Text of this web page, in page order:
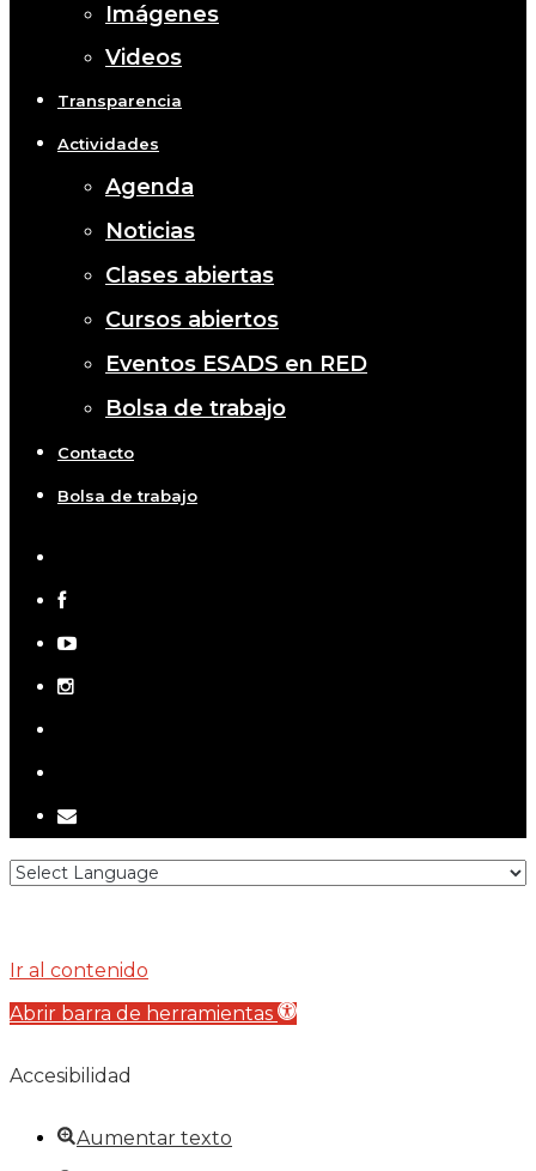
Imágenes
Videos
Transparencia
Actividades
Agenda
Noticias
Clases abiertas
Cursos abiertos
Eventos ESADS en RED
Bolsa de trabajo
Contacto
Bolsa de trabajo
twitter
facebook
youtube
instagram
email
Ir al contenido
Abrir barra de herramientas
Accesibilidad
Aumentar texto